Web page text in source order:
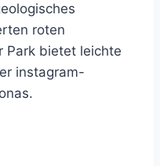
roten
Park bietet leichte
instagram-